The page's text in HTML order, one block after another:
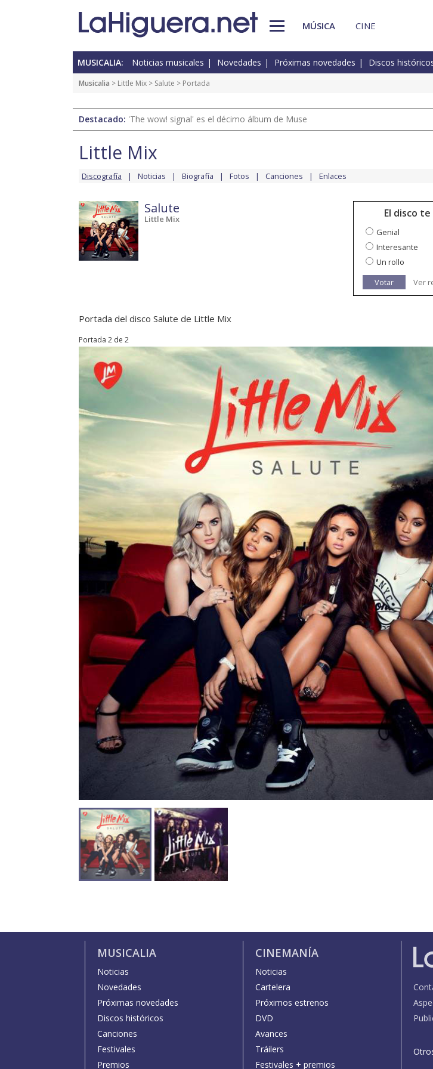
MÚSICA CINE
MUSICALIA: Noticias musicales Novedades Próximas novedades Discos
Musicalia > Little Mix > Salute > Portada
Destacado: 'The wow! signal' es el décimo álbum de Muse
Little Mix
Discografía Noticias Biografía Fotos Canciones Enlaces
Salute
Little Mix El disco
Genial
Interesante
Un rollo
Votar
Ver
Portada del disco Salute de Little Mix
Portada 2 de 2
MUSICALIA
Noticias
Novedades
Próximas novedades
Discos históricos
Canciones
Festivales
Premios
CINEMANÍA
Noticias
Cartelera
Próximos estrenos
DVD
Avances
Tráilers
Festivales + premios